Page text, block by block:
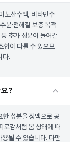
노산수액, 비타민수
분·전해질 보충 목적
추가 성분이 들어갈
합이 다를 수 있으므
다.
?
한 성분을 정맥으로 공
로감처럼 몸 상태에 따
될 수 있습니다. 다만